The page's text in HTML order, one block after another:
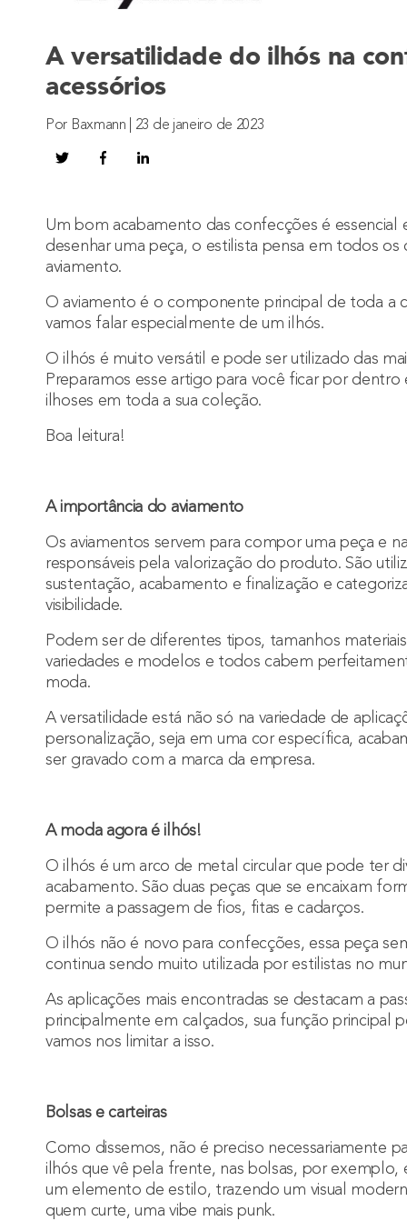
A versatilidade do ilhós na
acessórios
Por Baxmann | 23 de janeiro de 2023
Um bom acabamento das confecções é essencial
desenhar uma peça, o estilista pensa em todos os
aviamento.
O aviamento é o componente principal de toda a
vamos falar especialmente de umilhós.
O ilhós é muito versátil e pode ser utilizado das
Preparamos esse artigo para você ficar por dentro
ilhoses em toda a sua coleção.
Boa leitura!
A importância do aviamento
Os aviamentos servem para compor uma peça e
responsáveis pela valorização do produto. São
sustentação, acabamento e finalização e
visibilidade.
Podem ser de diferentes tipos, tamanhos
variedades e modelos e todos cabem
moda.
A versatilidade está não só na variedade de
personalização, seja em uma cor específica,
ser gravado com a marca da empresa.
A moda agora é ilhós!
O ilhós é um arco de metal circular que pode ter
acabamento. São duas peças que se encaixam
permite a passagem de fios, fitas e cadarços.
O ilhós não é novo para confecções, essa peça
continua sendo muito utilizada por estilistas no
As aplicações mais encontradas se destacam a
principalmente em calçados, sua função principal
vamos nos limitar a isso.
Bolsas e carteiras
Como dissemos, não é preciso necessariamente
ilhós que vê pela frente, nas bolsas, por exemplo,
um elemento de estilo, trazendo um visual
quem curte, uma vibe mais punk.